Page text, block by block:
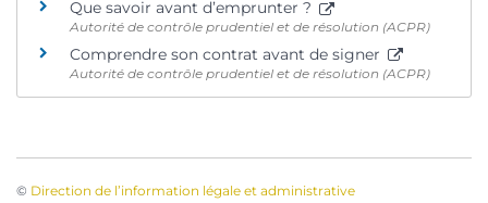
Que savoir avant d’emprunter ?
Autorité de contrôle prudentiel et de résolution (ACPR)
Comprendre son contrat avant de signer
Autorité de contrôle prudentiel et de résolution (ACPR)
© Direction de l’information légale et administrative